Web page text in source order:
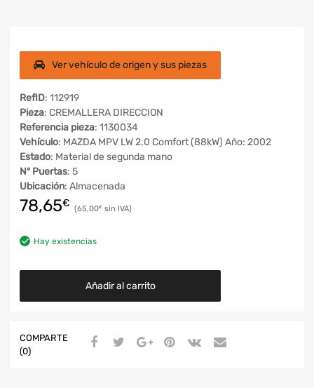
Ver vehículo de origen y sus piezas
RefID: 112919
Pieza: CREMALLERA DIRECCION
Referencia pieza: 1130034
Vehículo: MAZDA MPV LW 2.0 Comfort (88kW) Año: 2002
Estado: Material de segunda mano
Nº Puertas: 5
Ubicación: Almacenada
78,65€ 65,00€
Hay existencias
Añadir al carrito
COMPARTE
(0)